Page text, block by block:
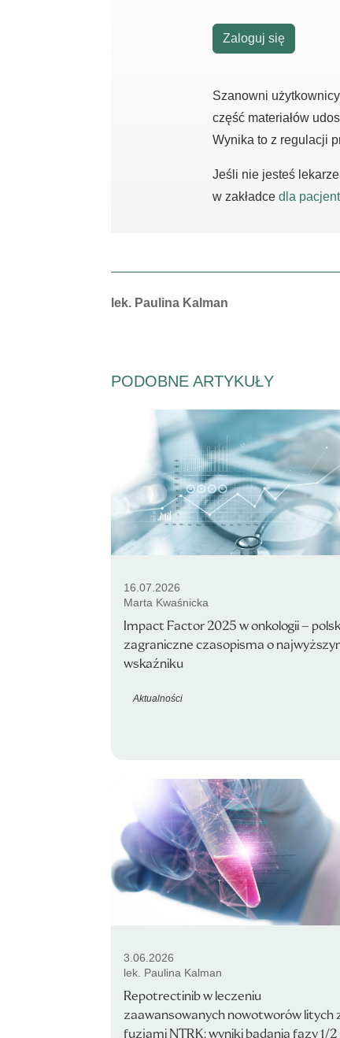
Zaloguj się
Szanowni
część materiałów
Wynika to z regulacji
Jeśli nie jesteś
w zakładce dla
Autorzy:
lek. Paulina Kalman
PODOBNE ARTYKUŁY
16.07.2026
Marta Kwaśnicka
Impact Factor 2025 w onkologii –
zagraniczne czasopisma o
wskaźniku
Aktualności
3.06.2026
lek. Paulina Kalman
Repotrectinib w leczeniu
zaawansowanych nowotworów litych
fuzjami NTRK: wyniki badania fazy 1/2